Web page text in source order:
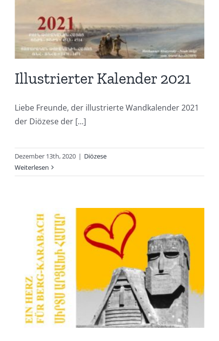
Illustrierter Kalender 2021
Liebe Freunde, der illustrierte Wandkalender 2021
der Diözese der [...]
Dezember 13th, 2020 | Diözese
Weiterlesen